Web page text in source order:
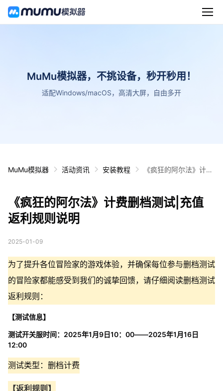
MuMu模拟器，不挑设备，秒开秒用！
适配Windows/macOS，高清大屏，自由多开
MuMu模拟器 活动资讯 安装教程
《疯狂的阿尔法》计费
《疯狂的阿尔法》计费删档测试|充值
返利规则说明
2025-01-09
为了提升各位冒险家的游戏体验，并确保每位参与删档测试
的冒险家都能感受到我们的诚挚回馈，请仔细阅读删档测试
返利规则：
【测试信息】
测试开关服时间：2025年1月9日10：00——2025年1月16日
12:00
测试类型：删档计费
【返利规则】